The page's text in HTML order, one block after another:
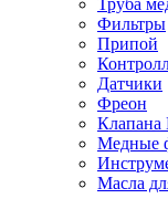
Труба
Фильтры
Припой
Датчики
Фреон
Клапана
Медные
Масла